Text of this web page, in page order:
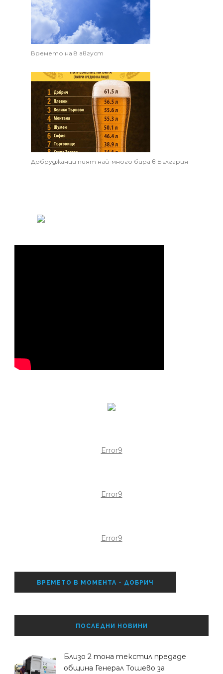
Времето на 8 август
Добруджанци пият най-много бира в България
Error9
Error9
Error9
ВРЕМЕТО В МОМЕНТА - ДОБРИЧ
ПОСЛЕДНИ НОВИНИ
Близо 2 тона текстил предаде
община Генерал Тошево за